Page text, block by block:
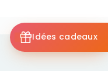
Idées cadeaux